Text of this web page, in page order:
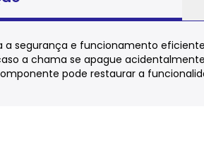
segurança e funcionamento
a chama se apague
pode restaurar a